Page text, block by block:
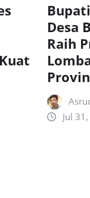
Desa
Raih
Jul